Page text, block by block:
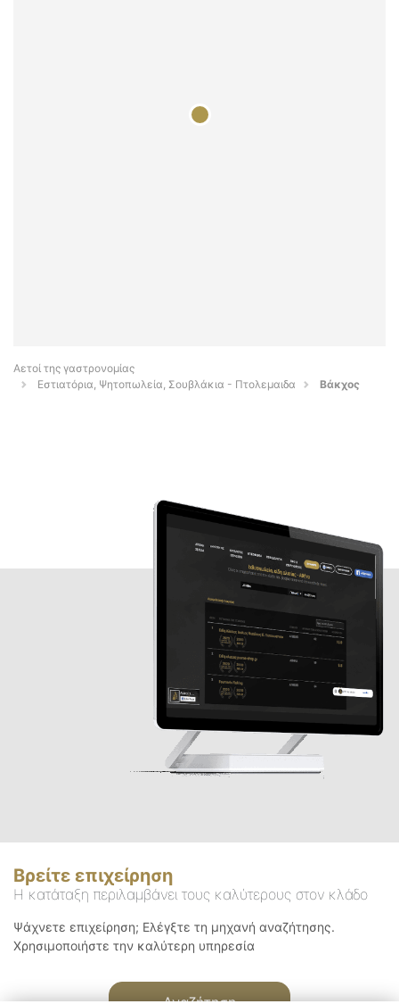
Αετοί της γαστρονομίας
Εστιατόρια, Ψητοπωλεία, Σουβλάκια - Πτολεμαιδα
Βάκχος
Βρείτε επιχείρηση
Η κατάταξη περιλαμβάνει τους καλύτερους στον κλάδο
Ψάχνετε επιχείρηση; Ελέγξτε τη μηχανή αναζήτησης.
Χρησιμοποιήστε την καλύτερη υπηρεσία